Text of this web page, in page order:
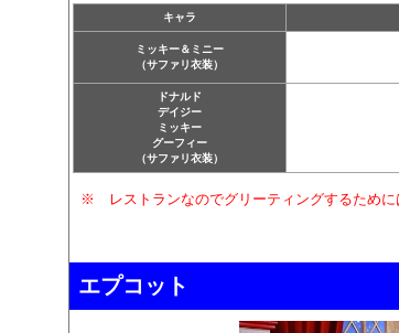
キャラ
ミッキー＆ミニー
（サファリ衣装）
ドナルド
デイジー
ミッキー
グーフィー
（サファリ衣装）
※ レストランなのでグリーティングするために
エプコット